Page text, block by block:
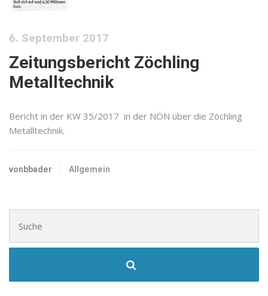
6. September 2017
Zeitungsbericht Zöchling
Metalltechnik
Bericht in der KW 35/2017 in der NÖN über die Zöchling
Metalltechnik.
vonbbader Allgemein